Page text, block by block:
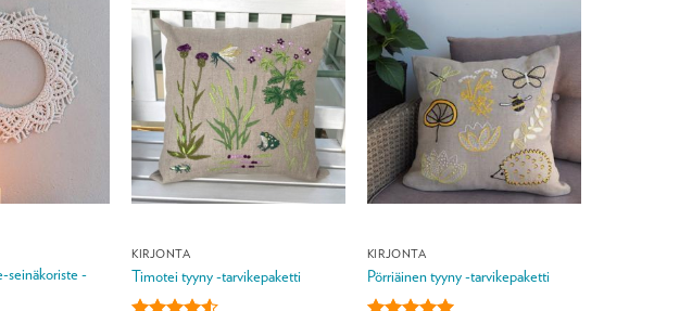
seinäkoriste -
KIRJONTA
Timotei tyyny -tarvikepaketti
KIRJONTA
Pörriäinen tyyny -tarvikepaketti